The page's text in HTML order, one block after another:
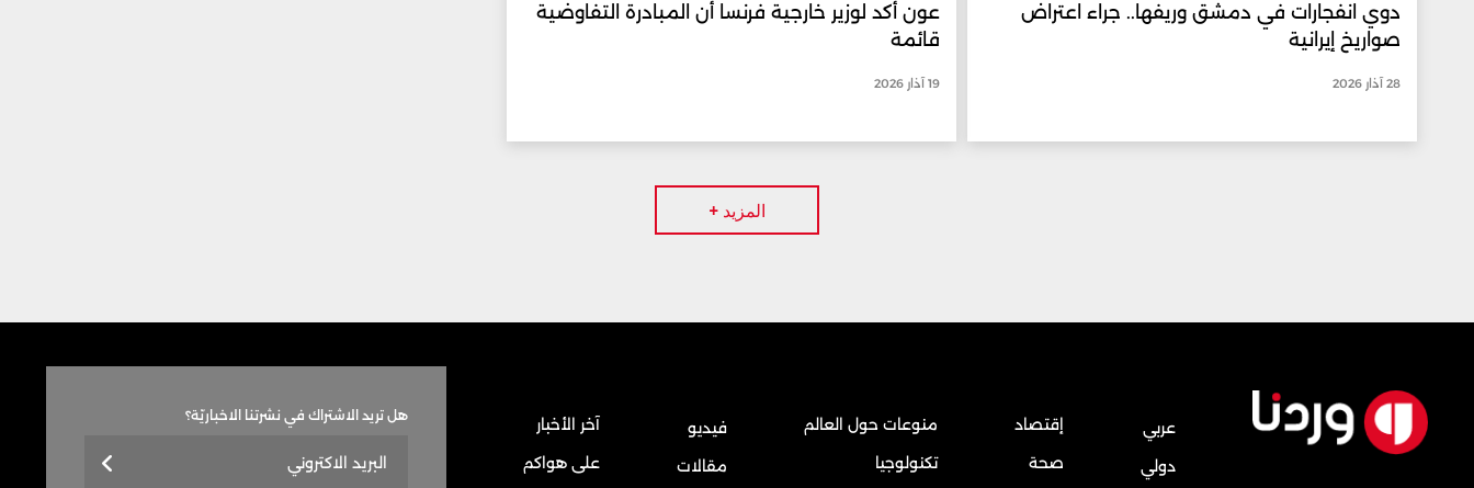
دوي انفجارات في دمشق وريفها.. جراء اعتراض
صواريخ إيرانية
28 آذار 2026
عون أكد لوزير خارجية فرنسا أن المبادرة التفاوضية
قائمة
19 آذار 2026
المزيد +
عربي
دولي
إقتصاد
صحة
منوعات حول العالم
تكنولوجيا
فيديو
مقالات
آخر الأخبار
على هواكم
هل تريد الاشتراك في نشرتنا الاخباريّة؟